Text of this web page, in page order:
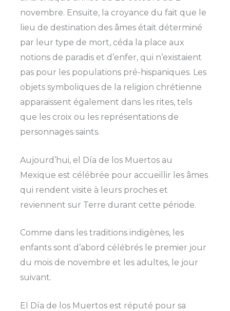
novembre. Ensuite, la croyance du fait que le
lieu de destination des âmes était déterminé
par leur type de mort, céda la place aux
notions de paradis et d’enfer, qui n’existaient
pas pour les populations pré-hispaniques. Les
objets symboliques de la religion chrétienne
apparaissent également dans les rites, tels
que les croix ou les représentations de
personnages saints.
Aujourd’hui, el Día de los Muertos au
Mexique est célébrée pour accueillir les âmes
qui rendent visite à leurs proches et
reviennent sur Terre durant cette période.
Comme dans les traditions indigènes, les
enfants sont d’abord célébrés le premier jour
du mois de novembre et les adultes, le jour
suivant.
El Día de los Muertos est réputé pour sa